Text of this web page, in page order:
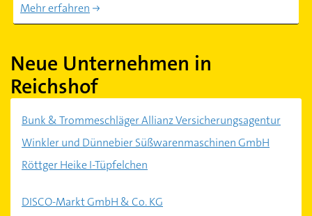
Mehr erfahren
Neue Unternehmen in
Reichshof
Bunk & Trommeschläger Allianz Versicherungsagentur
Winkler und Dünnebier Süßwarenmaschinen GmbH
Röttger Heike I-Tüpfelchen
DISCO-Markt GmbH & Co. KG